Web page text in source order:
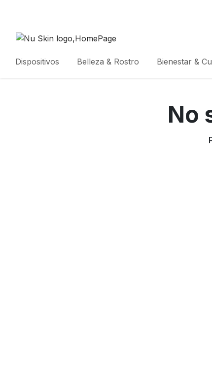
Dispositivos Belleza & Rostro Bienestar &
No